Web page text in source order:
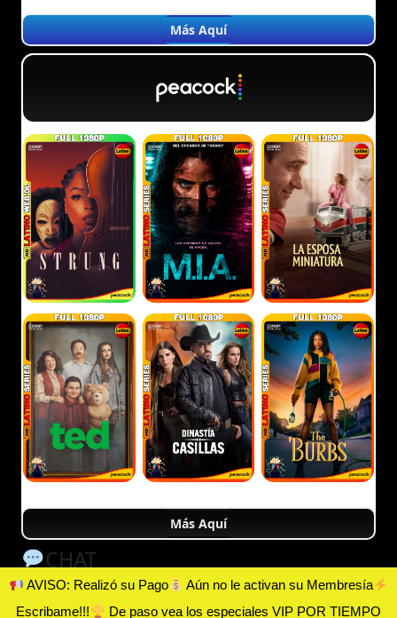
AVISO: Realizó su Pago
Aún no le activan su Membresía
Escribame!!!
De paso vea los especiales VIP POR TIEMPO
Más Aquí
Más Aquí
CHAT